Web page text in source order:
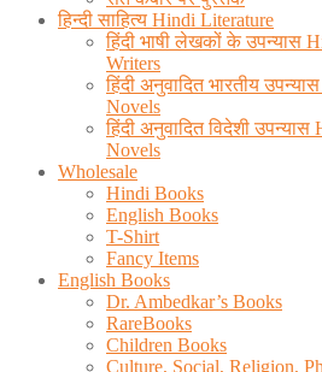
हिन्दी साहित्य Hindi Literature
हिंदी भाषी लेखकों के उपन्यास
Writers
हिंदी अनुवादित भारतीय
Novels
हिंदी अनुवादित विदेशी
Novels
Wholesale
Hindi Books
English Books
T-Shirt
Fancy Items
English Books
Dr. Ambedkar’s Books
RareBooks
Children Books
Culture, Social, Religion,